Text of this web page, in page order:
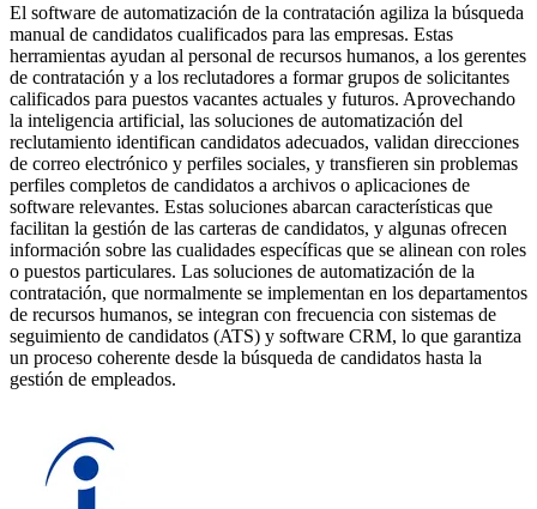
El software de automatización de la contratación agiliza la búsqueda
manual de candidatos cualificados para las empresas. Estas
herramientas ayudan al personal de recursos humanos, a los gerentes
de contratación y a los reclutadores a formar grupos de solicitantes
calificados para puestos vacantes actuales y futuros. Aprovechando
la inteligencia artificial, las soluciones de automatización del
reclutamiento identifican candidatos adecuados, validan direcciones
de correo electrónico y perfiles sociales, y transfieren sin problemas
perfiles completos de candidatos a archivos o aplicaciones de
software relevantes. Estas soluciones abarcan características que
facilitan la gestión de las carteras de candidatos, y algunas ofrecen
información sobre las cualidades específicas que se alinean con roles
o puestos particulares. Las soluciones de automatización de la
contratación, que normalmente se implementan en los departamentos
de recursos humanos, se integran con frecuencia con sistemas de
seguimiento de candidatos (ATS) y software CRM, lo que garantiza
un proceso coherente desde la búsqueda de candidatos hasta la
gestión de empleados.